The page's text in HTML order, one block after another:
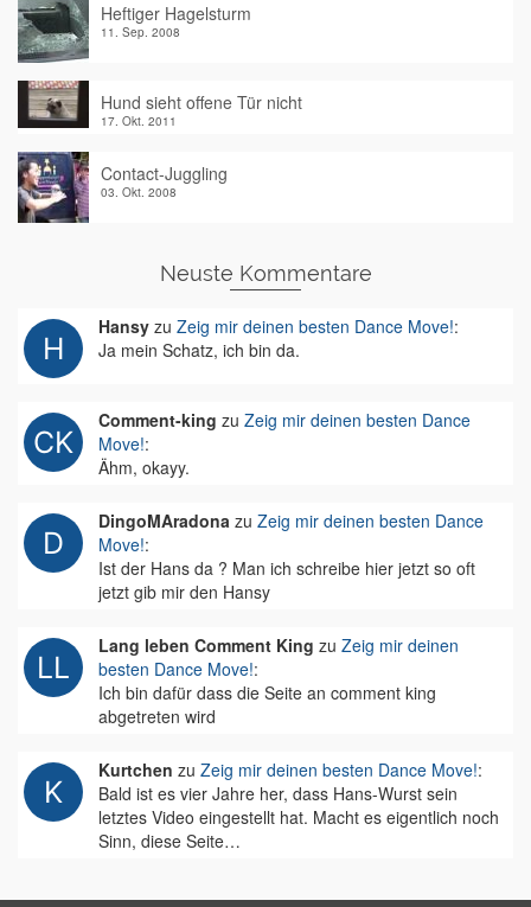
Heftiger Hagelsturm
11. Sep. 2008
Hund sieht offene Tür nicht
17. Okt. 2011
Contact-Juggling
03. Okt. 2008
Neuste Kommentare
Hansy zu Zeig mir deinen besten Dance Move!:
Ja mein Schatz, ich bin da.
Comment-king zu Zeig mir deinen besten Dance
Move!:
Ähm, okayy.
DingoMAradona zu Zeig mir deinen besten Dance
Move!:
Ist der Hans da ? Man ich schreibe hier jetzt so oft
jetzt gib mir den Hansy
Lang leben Comment King zu Zeig mir deinen
besten Dance Move!:
Ich bin dafür dass die Seite an comment king
abgetreten wird
Kurtchen zu Zeig mir deinen besten Dance Move!:
Bald ist es vier Jahre her, dass Hans-Wurst sein
letztes Video eingestellt hat. Macht es eigentlich noch
Sinn, diese Seite…